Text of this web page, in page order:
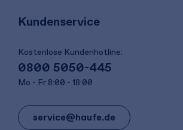
Kundenservice
Kostenlose Kundenhotline:
0800 5050-445
Mo - Fr 8:00 - 18:00
service@haufe.de